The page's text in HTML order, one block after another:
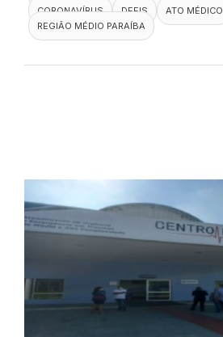
CORONAVÍRUS
DEFIS
ATO MÉDICO
REGIÃO MÉDIO PARAÍBA